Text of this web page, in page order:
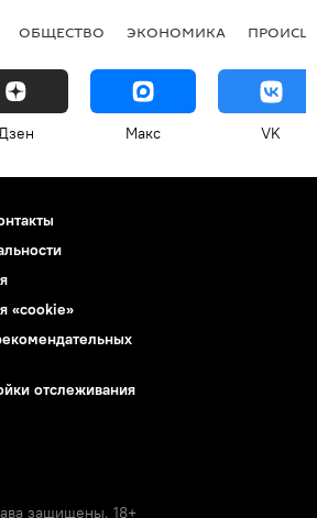
ОБЩЕСТВО ЭКОНОМИКА
Макс VK
«cookie»
отслеживания
защищены. 18+